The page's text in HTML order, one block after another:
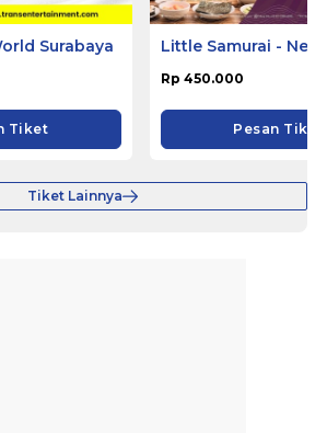
Surabaya
Tiket
Little Samurai -
Rp 450.000
Pesan Tiket
Tiket Lainnya